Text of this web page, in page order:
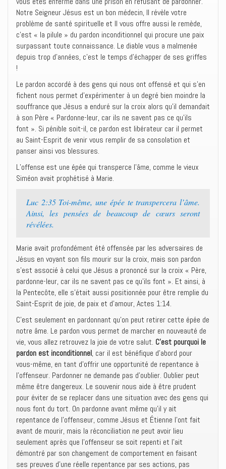
Notre Seigneur Jésus est un bon médecin, Il révèle votre
problème de santé spirituelle et Il vous offre aussi le remède,
c’est « la pilule » du pardon inconditionnel qui procure une paix
surpassant toute connaissance. Le diable vous a malmenée
depuis trop d’années, c’est le temps d’échapper de ses griffes
!
Le pardon accordé à des gens qui nous ont offensé et qui s’en
fichent nous permet d’expérimenter à un degré bien moindre la
souffrance que Jésus a enduré sur la croix alors qu’il demandait
à son Père « Pardonne-leur, car ils ne savent pas ce qu’ils
font ». Si pénible soit-il, ce pardon est libérateur car il permet
au Saint-Esprit de venir vous remplir de sa consolation et
panser ainsi vos blessures.
L’offense est une épée qui transperce l’âme, comme le vieux
Siméon avait prophétisé à Marie.
Luc 2:35 Toi-même, une épée te transpercera l’âme.
Ainsi, les pensées de beaucoup de cœurs seront
révélées.
Marie avait profondément été offensée par les adversaires de
Jésus en voyant son fils mourir sur la croix, mais son pardon
s’est associé à celui que Jésus a prononcé sur la croix « Père,
pardonne-leur, car ils ne savent pas ce qu’ils font ». Et ainsi, à
la Pentecôte, elle s’était aussi positionnée pour être remplie du
Saint-Esprit de joie, de paix et d’amour, Actes 1:14.
C’est seulement en pardonnant qu’on peut retirer cette épée de
notre âme. Le pardon vous permet de marcher en nouveauté de
vie, vous allez retrouvez la joie de votre salut. C’est pourquoi le
pardon est inconditionnel, car il est bénéfique d’abord pour
vous-même, en tant d’offrir une opportunité de repentance à
l’offenseur. Pardonner ne demande pas d’oublier. Oublier peut
même être dangereux. Le souvenir nous aide à être prudent
pour éviter de se replacer dans une situation avec des gens qui
nous font du tort. On pardonne avant même qu’il y ait
repentance de l’offenseur, comme Jésus et Étienne l’ont fait
avant de mourir, mais la réconciliation ne peut avoir lieu
seulement après que l’offenseur se soit repenti et l’ait
démontré par son changement de comportement en faisant
ses preuves d’une réelle repentance par ses actions, pas